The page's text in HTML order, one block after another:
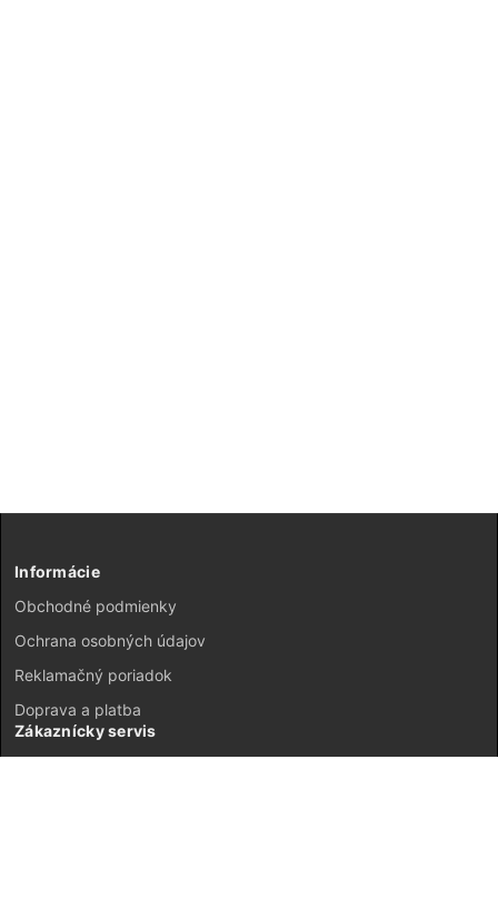
Informácie
Obchodné podmienky
Ochrana osobných údajov
Reklamačný poriadok
Doprava a platba
Zákaznícky servis